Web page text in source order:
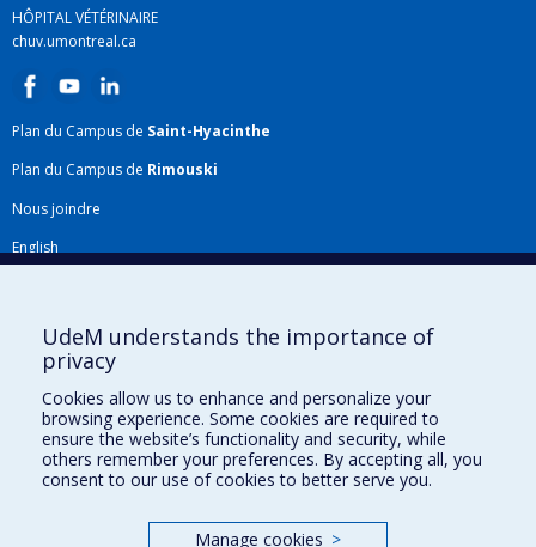
HÔPITAL VÉTÉRINAIRE
chuv.umontreal.ca
Plan du Campus de Saint-Hyacinthe
Plan du Campus de Rimouski
Nous joindre
English
Plan du site
Accessibilité
Gabarits et image de marque
Agenda FMV & calendrier académique
La Faculté de médecine vétérinaire de l'Université de Montréal détient
UdeM understands the importance of
privacy
Cookies allow us to enhance and personalize your
browsing experience. Some cookies are required to
ensure the website’s functionality and security, while
others remember your preferences. By accepting all, you
consent to our use of cookies to better serve you.
Manage cookies >